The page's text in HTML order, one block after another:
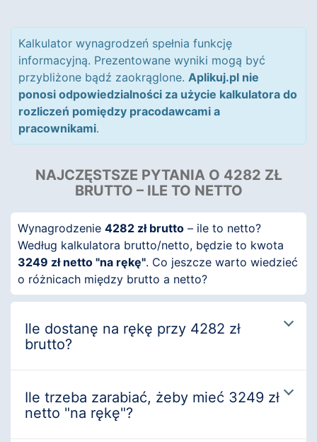
Kalkulator wynagrodzeń spełnia funkcję
informacyjną. Prezentowane wyniki mogą być
przybliżone bądź zaokrąglone. Aplikuj.pl nie
ponosi odpowiedzialności za użycie kalkulatora do
rozliczeń pomiędzy pracodawcami a
pracownikami.
NAJCZĘSTSZE PYTANIA O 4282 ZŁ
BRUTTO – ILE TO NETTO
Wynagrodzenie 4282 zł brutto – ile to netto?
Według kalkulatora brutto/netto, będzie to kwota
3249 zł netto "na rękę". Co jeszcze warto wiedzieć
o różnicach między brutto a netto?
Ile dostanę na rękę przy 4282 zł
brutto?
Ile trzeba zarabiać, żeby mieć 3249 zł
netto "na rękę"?